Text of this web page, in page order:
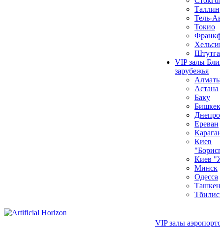
Таллин
Тель-
Токио
VIP залы
зарубежья
Астана
Баку
Бишкек
Ереван
Киев
Киев
Минск
Одесса
VIP залы